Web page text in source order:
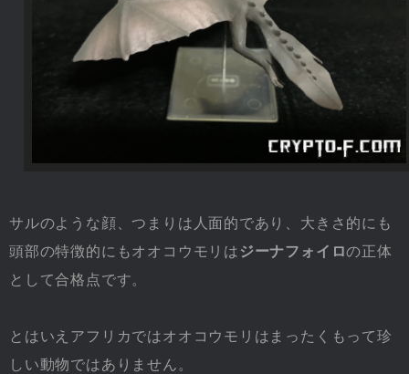
サルのような顔、つまりは人面的であり、大きさ的にも
頭部の特徴的にもオオコウモリは ジーナフォイロの正体
として合格点です。
とはいえアフリカではオオコウモリはまったくもって珍
しい動物ではありません。